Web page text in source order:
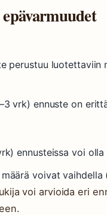
perustuu luotettaviin
vrk) ennuste on
ennusteissa voi
voivat
voi arvioida eri